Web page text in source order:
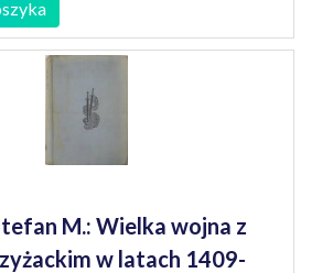
M.: Wielka wojna z
w latach 1409-